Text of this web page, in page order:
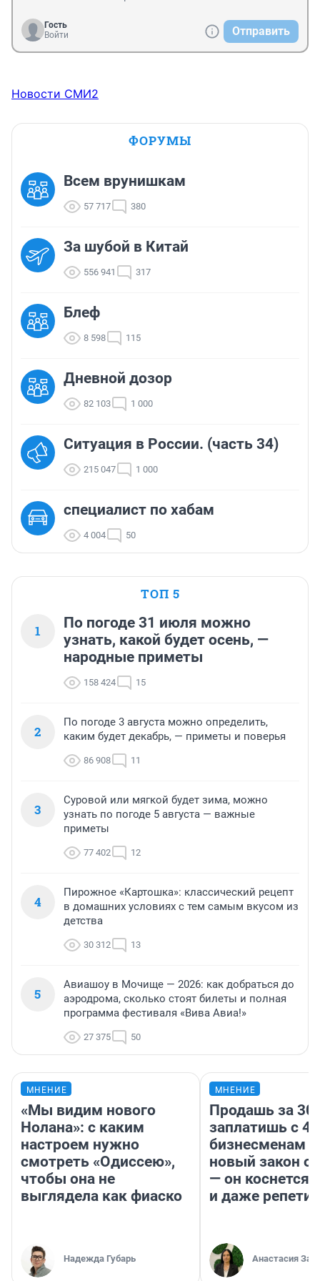
Гость
Войти
Отправить
Новости СМИ2
ФОРУМЫ
Всем врунишкам
57 717 380
За шубой в Китай
556 941 317
Блеф
8 598 115
Дневной дозор
82 103 1 000
Ситуация в России. (часть 34)
215 047 1 000
cпециалист по хабам
4 004 50
ТОП 5
1
По погоде 31 июля можно
узнать, какой будет осень, —
народные приметы
158 424 15
2
По погоде 3 августа можно определить,
каким будет декабрь, — приметы и поверья
86 908 11
3
Суровой или мягкой будет зима, можно
узнать по погоде 5 августа — важные
приметы
77 402 12
4
Пирожное «Картошка»: классический рецепт
в домашних условиях с тем самым вкусом из
детства
30 312 13
5
Авиашоу в Мочище — 2026: как добраться до
аэродрома, сколько стоят билеты и полная
программа фестиваля «Вива Авиа!»
27 375 50
МНЕНИЕ
«Мы видим нового
Нолана»: с каким
настроем нужно
смотреть «Одиссею»,
чтобы она не
выглядела как фиаско
Надежда Губарь
МНЕНИЕ
Продашь за
заплатишь с
бизнесменам
новый закон о
— он коснется
и даже
Анастасия